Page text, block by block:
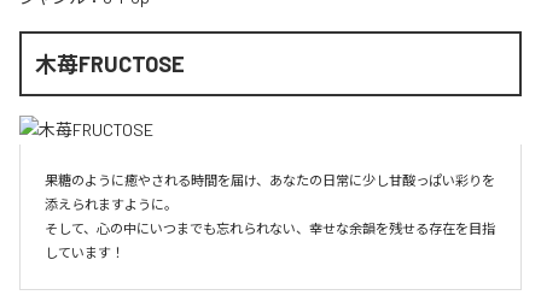
木苺FRUCTOSE
果糖のように癒やされる時間を届け、あなたの日常に少し甘酸っぱい彩りを
添えられますように。
そして、心の中にいつまでも忘れられない、幸せな余韻を残せる存在を目指
しています！